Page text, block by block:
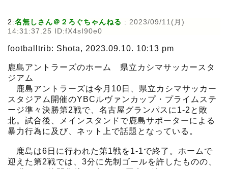
2:名無しさん＠２ろぐちゃんねる : 2023/09/11(月)
14:31:37.25 ID:fX4sI90e0
footballtrib: Shota, 2023.09.10. 10:13 pm
鹿島アントラーズのホーム 県立カシマサッカースタ
ジアム
鹿島アントラーズは今月10日、県立カシマサッカー
スタジアム開催のYBCルヴァンカップ・プライムステ
ージ準々決勝第2戦で、名古屋グランパスに1-2と敗
北。試合後、メインスタンドで鹿島サポーターによる
暴力行為に及び、ネット上で話題となっている。
鹿島は6日に行われた第1戦を1-1で終了。ホームで
迎えた第2戦では、3分に先制ゴールを許したものの、